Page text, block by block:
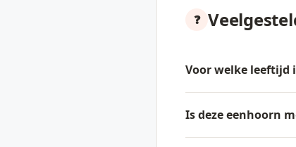
Voor welke leeftijd
Is deze eenhoorn